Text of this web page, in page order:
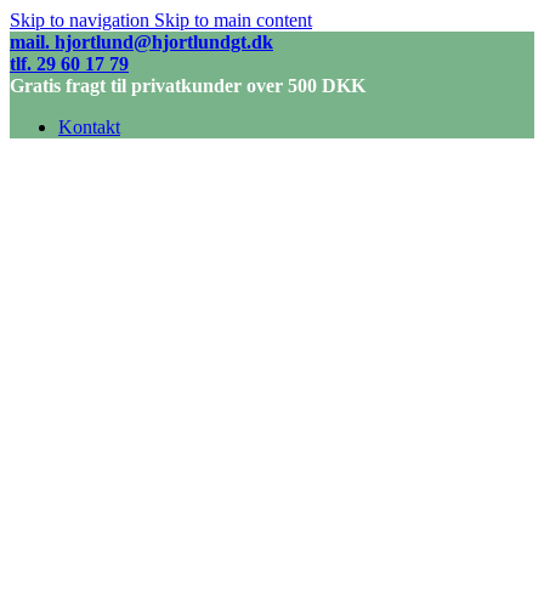
Skip to navigation Skip to main content
mail. hjortlund@hjortlundgt.dk
tlf. 29 60 17 79
Gratis fragt til privatkunder over 500 DKK
Kontakt